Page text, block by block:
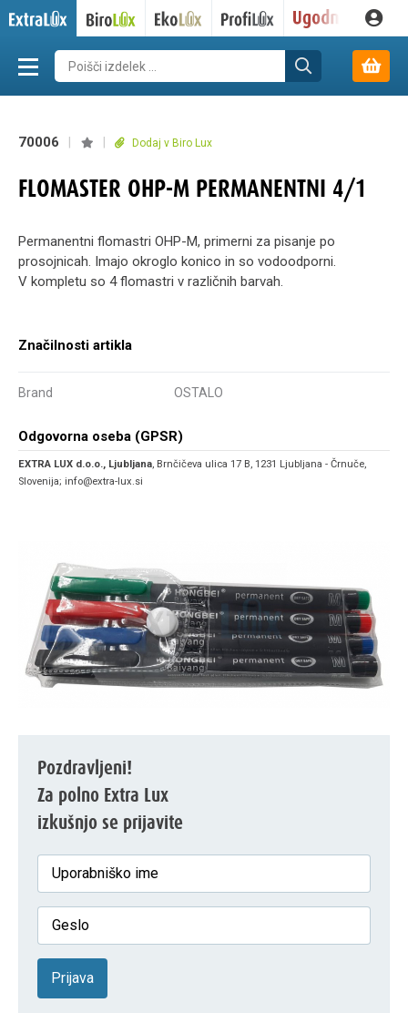
70006 Dodaj v Biro Lux
FLOMASTER OHP-M PERMANENTNI 4/1
Permanentni flomastri OHP-M, primerni za pisanje po
prosojnicah. Imajo okroglo konico in so vodoodporni.
V kompletu so 4 flomastri v različnih barvah.
Značilnosti artikla
Brand OSTALO
Odgovorna oseba (GPSR)
EXTRA LUX d.o.o., Ljubljana, Brnčičeva ulica 17 B, 1231 Ljubljana - Črnuče,
Slovenija; info@extra-lux.si
Pozdravljeni!
Za polno Extra Lux
izkušnjo se prijavite
Prijava